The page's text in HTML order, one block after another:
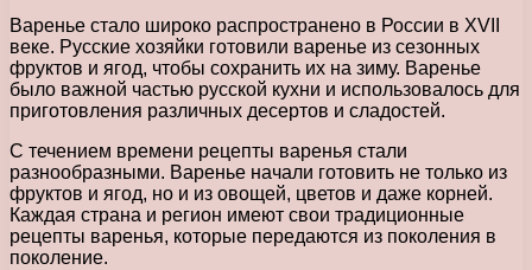
Варенье стало широко распространено в России в XVII
веке. Русские хозяйки готовили варенье из сезонных
фруктов и ягод, чтобы сохранить их на зиму. Варенье
было важной частью русской кухни и использовалось для
приготовления различных десертов и сладостей.
С течением времени рецепты варенья стали
разнообразными. Варенье начали готовить не только из
фруктов и ягод, но и из овощей, цветов и даже корней.
Каждая страна и регион имеют свои традиционные
рецепты варенья, которые передаются из поколения в
поколение.